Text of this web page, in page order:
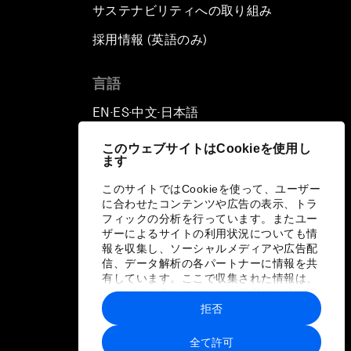
このウェブサイトはCookieを使用し
ます
このサイトではCookieを使って、ユーザー
に合わせたコンテンツや広告の表示、トラ
フィックの分析を行っています。またユー
ザーによるサイトの利用状況についても情
報を収集し、ソーシャルメディアや広告配
信、データ解析の各パートナーに情報を共
有しています。ここで収集された情報は、
ユーザーが各パートナーに提供した他の情
報や各パートナーのサービスを使用した際
に収集された情報と組み合わされ、各パー
トナーによって使用されることがありま
全て許可
拒否
サステナビリティへの取り組み
採用情報 (英語のみ)
言語
EN ▪ ES▪中文▪ 日本語